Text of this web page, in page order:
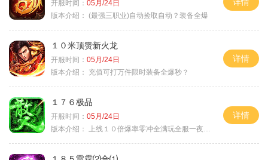
开服时间： 05月/24日
版本介绍： (最强三职业)自动捡取自动？装备全爆
详情
１０米顶赞新火龙
开服时间： 05月/24日
版本介绍：
充值可打万件限时装备全爆秒？
详情
１７６极品
开服时间： 05月/24日
版本介绍：
上线１０倍爆率零冲全满玩全服一夜终极
详情